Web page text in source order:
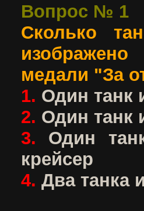
Вопрос № 1
Сколько
медали "За
1. Один танк
2. Один танк
3. Один
крейсер
4. Два танка